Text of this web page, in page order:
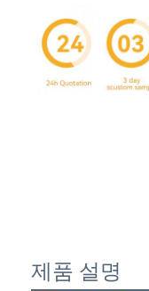
제품 설명